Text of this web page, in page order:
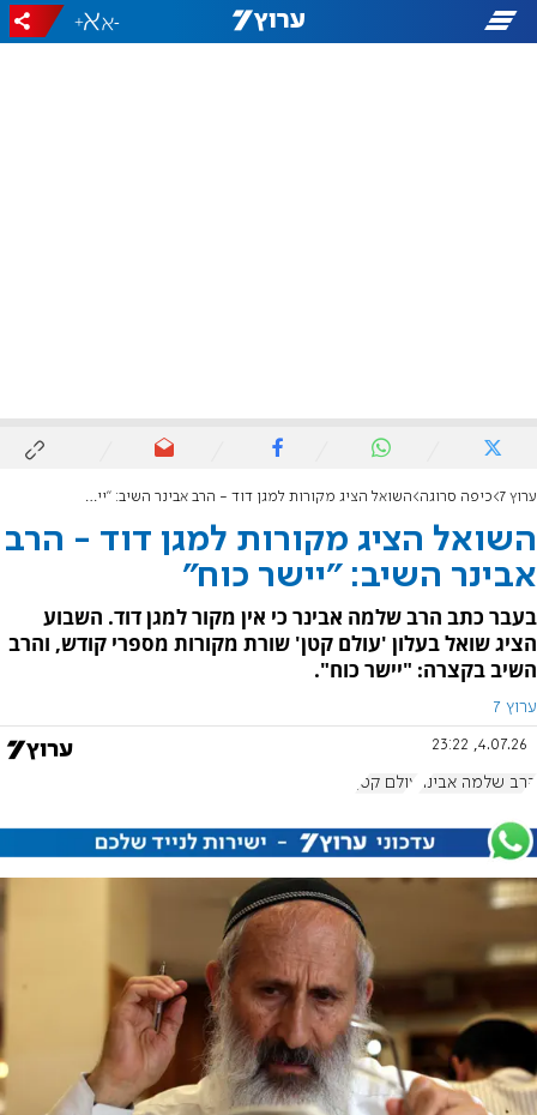
-
+
ערוץ 7 כיפה סרוגה השואל הציג מקורות למגן דוד - הרב אבינר השיב: "יישר כוח"
השואל הציג מקורות למגן דוד - הרב
אבינר השיב: "יישר כוח"
בעבר כתב הרב שלמה אבינר כי אין מקור למגן דוד. השבוע
הציג שואל בעלון 'עולם קטן' שורת מקורות מספרי קודש, והרב
השיב בקצרה: "יישר כוח".
ערוץ 7
4.07.26, 23:22
הרב שלמה אבינר עולם קטן